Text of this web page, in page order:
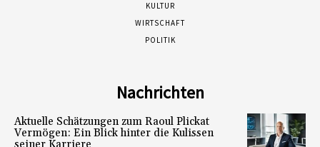
KULTUR
WIRTSCHAFT
POLITIK
Nachrichten
Aktuelle Schätzungen zum Raoul Plickat
Vermögen: Ein Blick hinter die Kulissen